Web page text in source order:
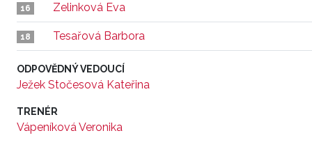
16 Zelinková Eva
18 Tesařová Barbora
ODPOVĚDNÝ VEDOUCÍ
Ježek Stočesová Kateřina
TRENÉR
Vápeníková Veronika